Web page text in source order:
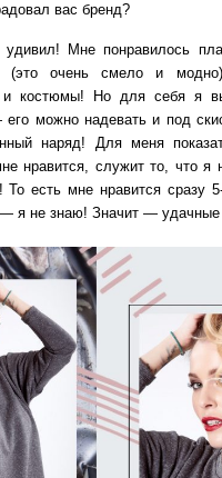
вас бренд?
Мне понравилось
(это очень смело и
и костюмы! Но для себя я
можно надевать и под
наряд! Для меня
нравится, служит то, что я
То есть мне нравится сразу
— я не знаю! Значит — удачные